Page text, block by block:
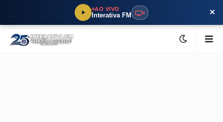
AO VIVO
Interativa FM ×